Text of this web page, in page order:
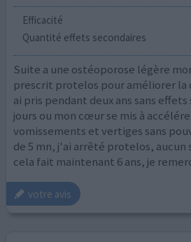
Efficacité
Quantité effets secondaires
Suite a une ostéoporose légère
prescrit protelos pour améliorer la
ai pris pendant deux ans sans
jours ou mon cœur se mis à
vomissements et vertiges sans
de 5 mn, j'ai arrêté protelos,
cela fait maintenant 6 ans, je
votre avis